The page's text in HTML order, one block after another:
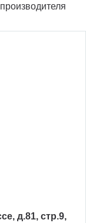
д.81, стр.9,